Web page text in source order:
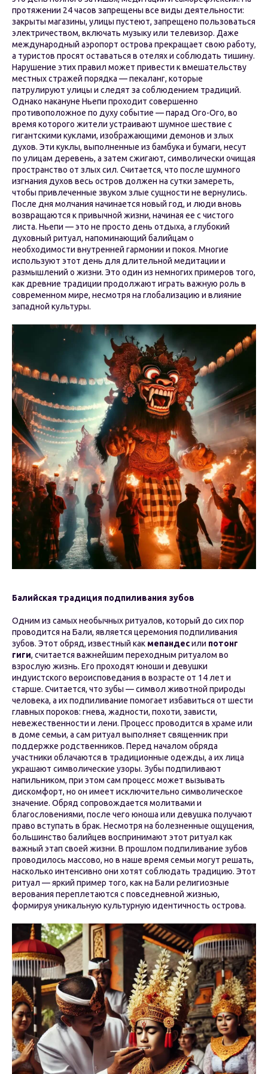
протяжении 24 часов запрещены все виды деятельности:
закрыты магазины, улицы пустеют, запрещено пользоваться
электричеством, включать музыку или телевизор. Даже
международный аэропорт острова прекращает свою работу,
а туристов просят оставаться в отелях и соблюдать тишину.
Нарушение этих правил может привести к вмешательству
местных стражей порядка — пекаланг, которые
патрулируют улицы и следят за соблюдением традиций.
Однако накануне Ньепи проходит совершенно
противоположное по духу событие — парад Ого-Ого, во
время которого жители устраивают шумное шествие с
гигантскими куклами, изображающими демонов и злых
духов. Эти куклы, выполненные из бамбука и бумаги, несут
по улицам деревень, а затем сжигают, символически очищая
пространство от злых сил. Считается, что после шумного
изгнания духов весь остров должен на сутки замереть,
чтобы привлеченные звуком злые сущности не вернулись.
После дня молчания начинается новый год, и люди вновь
возвращаются к привычной жизни, начиная ее с чистого
листа. Ньепи — это не просто день отдыха, а глубокий
духовный ритуал, напоминающий балийцам о
необходимости внутренней гармонии и покоя. Многие
используют этот день для длительной медитации и
размышлений о жизни. Это один из немногих примеров того,
как древние традиции продолжают играть важную роль в
современном мире, несмотря на глобализацию и влияние
западной культуры.
Балийская традиция подпиливания зубов
Одним из самых необычных ритуалов, который до сих пор
проводится на Бали, является церемония подпиливания
зубов. Этот обряд, известный как мепандесили потонг
гиги, считается важнейшим переходным ритуалом во
взрослую жизнь. Его проходят юноши и девушки
индуистского вероисповедания в возрасте от 14 лет и
старше. Считается, что зубы — символ животной природы
человека, а их подпиливание помогает избавиться от шести
главных пороков: гнева, жадности, похоти, зависти,
невежественности и лени. Процесс проводится в храме или
в доме семьи, а сам ритуал выполняет священник при
поддержке родственников. Перед началом обряда
участники облачаются в традиционные одежды, а их лица
украшают символические узоры. Зубы подпиливают
напильником, при этом сам процесс может вызывать
дискомфорт, но он имеет исключительно символическое
значение. Обряд сопровождается молитвами и
благословениями, после чего юноша или девушка получают
право вступать в брак. Несмотря на болезненные ощущения,
большинство балийцев воспринимают этот ритуал как
важный этап своей жизни. В прошлом подпиливание зубов
проводилось массово, но в наше время семьи могут решать,
насколько интенсивно они хотят соблюдать традицию. Этот
ритуал — яркий пример того, как на Бали религиозные
верования переплетаются с повседневной жизнью,
формируя уникальную культурную идентичность острова.